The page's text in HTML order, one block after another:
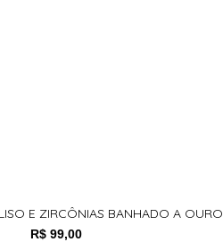
E ZIRCÔNIAS BANHADO A OURO
Preço
R$ 99,00